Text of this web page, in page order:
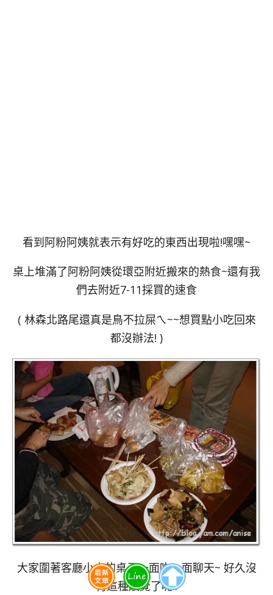
看到阿粉阿姨就表示有好吃的東西出現啦!嘿嘿~
桌上堆滿了阿粉阿姨從環亞附近搬來的熱食~還有我
們去附近7-11採買的速食
( 林森北路尾還真是鳥不拉屎ㄟ~~想買點小吃回來
都沒辦法! )
大家圍著客廳小小的桌子一面吃一面聊天~ 好久沒
有這種感覺了呢!!